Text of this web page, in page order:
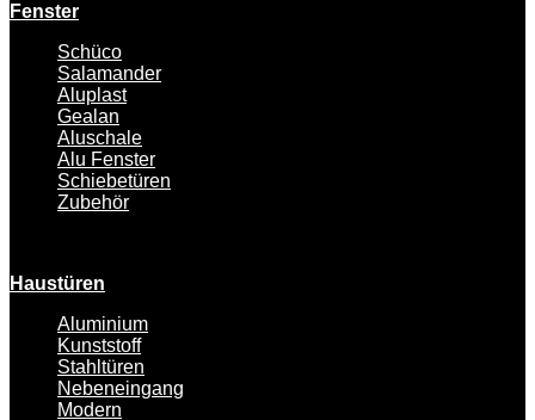
Fenster
Schüco
Salamander
Aluplast
Gealan
Aluschale
Alu Fenster
Schiebetüren
Zubehör
Haustüren
Aluminium
Kunststoff
Stahltüren
Nebeneingang
Modern